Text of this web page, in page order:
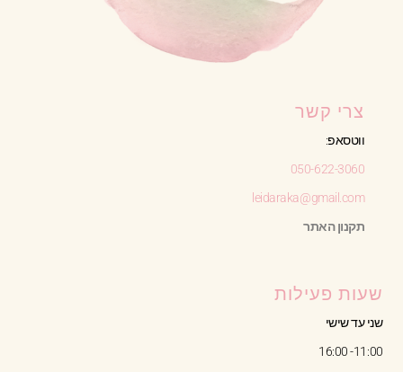
צרי קשר
ווטסאפ:
050-622-3060
leidaraka@gmail.com
תקנון האתר
שעות פעילות
שני עד שישי
11:00- 16:00